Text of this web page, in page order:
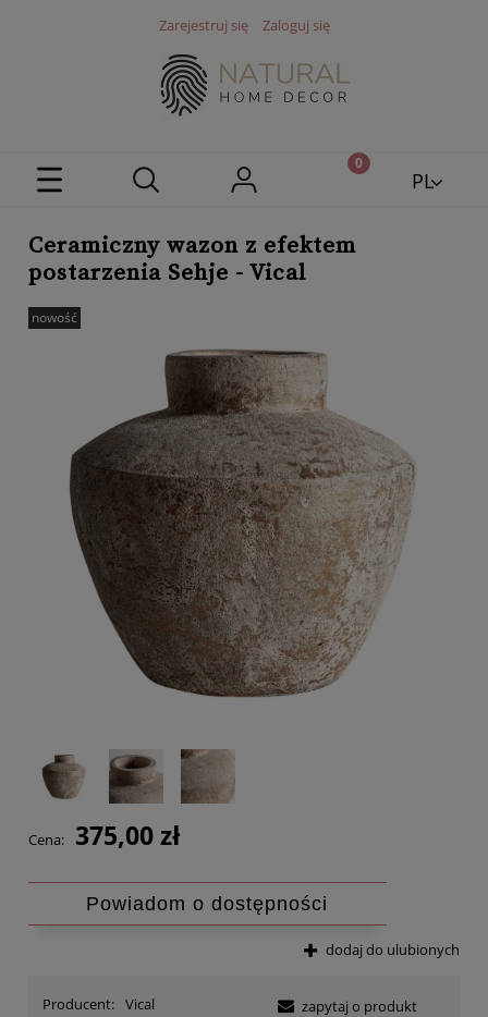
Zarejestruj się Zaloguj się
PL
Ceramiczny wazon z efektem
postarzenia Sehje - Vical
nowość
Cena: 375,00 zł
Powiadom o dostępności
dodaj do ulubionych
Producent: Vical
zapytaj o produkt